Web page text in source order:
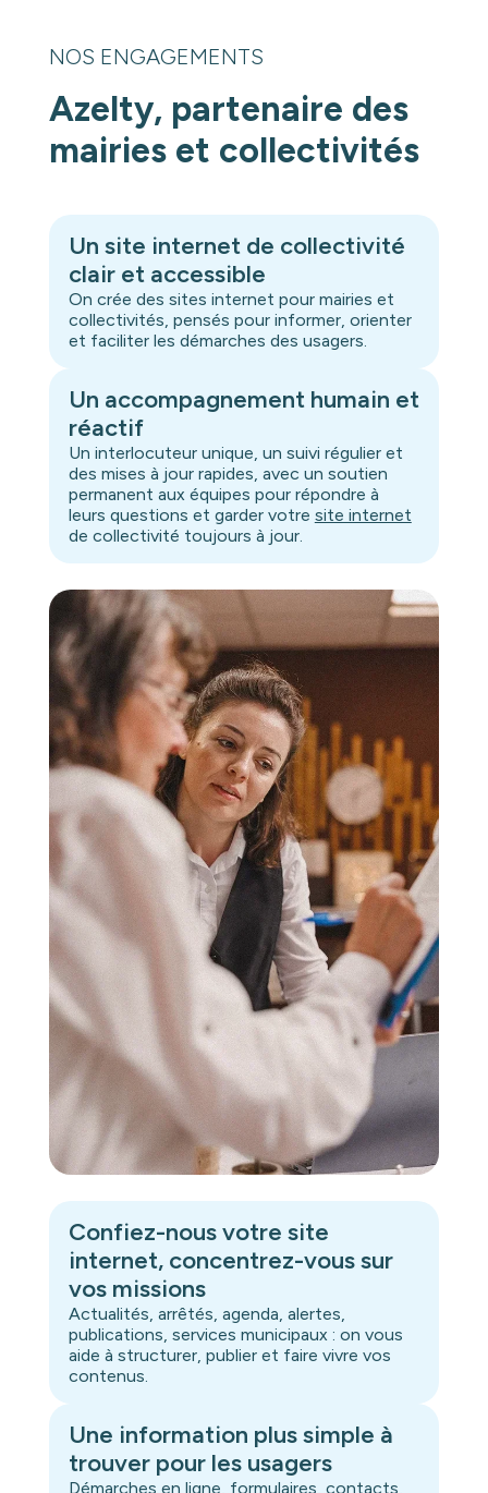
NOS ENGAGEMENTS
Azelty, partenaire des
mairies et collectivités
Un site internet de collectivité
clair et accessible
On crée des sites internet pour mairies et
collectivités, pensés pour informer, orienter
et faciliter les démarches des usagers.
Un accompagnement humain et
réactif
Un interlocuteur unique, un suivi régulier et
des mises à jour rapides, avec un soutien
permanent aux équipes pour répondre à
leurs questions et garder votre site internet
de collectivité toujours à jour.
Confiez-nous votre site
internet, concentrez-vous sur
vos missions
Actualités, arrêtés, agenda, alertes,
publications, services municipaux : on vous
aide à structurer, publier et faire vivre vos
contenus.
Une information plus simple à
trouver pour les usagers
Démarches en ligne, formulaires, contacts,